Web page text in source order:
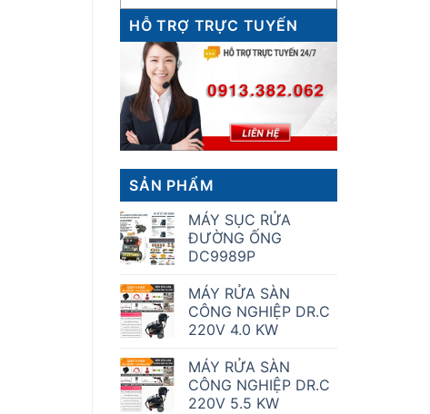
HỖ TRỢ TRỰC TUYẾN
SẢN PHẨM
MÁY SỤC RỬA
ĐƯỜNG ỐNG
DC9989P
MÁY RỬA SÀN
CÔNG NGHIỆP DR.C
220V 4.0 KW
MÁY RỬA SÀN
CÔNG NGHIỆP DR.C
220V 5.5 KW